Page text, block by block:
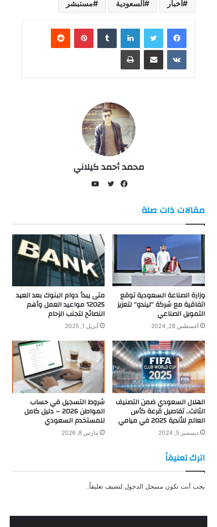
أخبار السعودية مستبشر
لينكدإن بينتيريست
مشاركة عبر البريد طباعة
محمد أحمد كيلاني
مقالات ذات صلة
وزارة الصناعة السعودية توقع
اتفاقية مع شركة “ليندو” لتعزيز
التمويل الصناعي
أغسطس 28, 2024
متى يبدأ دوام البنوك بعد العيد
2025؟ مواعيد العمل وأهم
النصائح لتجنب الزحام
أبريل 1, 2025
الهلال السعودي ضمن التصنيف
الثالث.. تفاصيل قرعة كأس
العالم للأندية 2025 في ميامي
ديسمبر 5, 2024
شروط التسجيل في حساب
المواطن 2026 – دليل كامل
للمستخدم السعودي
مارس 8, 2026
اترك تعليقاً
يجب أنت تكون مسجل الدخول لتضيف تعليقاً.